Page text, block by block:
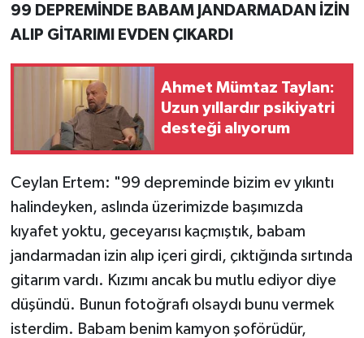
99 DEPREMİNDE BABAM JANDARMADAN İZİN
ALIP GİTARIMI EVDEN ÇIKARDI
Ahmet Mümtaz Taylan:
Uzun yıllardır psikiyatri
desteği alıyorum
Ceylan Ertem: "99 depreminde bizim ev yıkıntı
halindeyken, aslında üzerimizde başımızda
kıyafet yoktu, geceyarısı kaçmıştık, babam
jandarmadan izin alıp içeri girdi, çıktığında sırtında
gitarım vardı. Kızımı ancak bu mutlu ediyor diye
düşündü. Bunun fotoğrafı olsaydı bunu vermek
isterdim. Babam benim kamyon şoförüdür,